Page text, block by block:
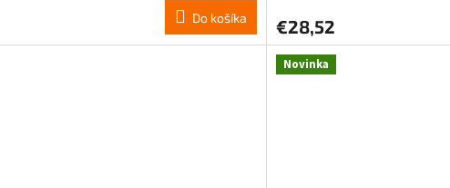
Do košíka €28,52
Novinka